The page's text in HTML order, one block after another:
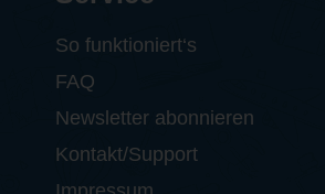
So funktioniert‘s
FAQ
Newsletter abonnieren
Kontakt/Support